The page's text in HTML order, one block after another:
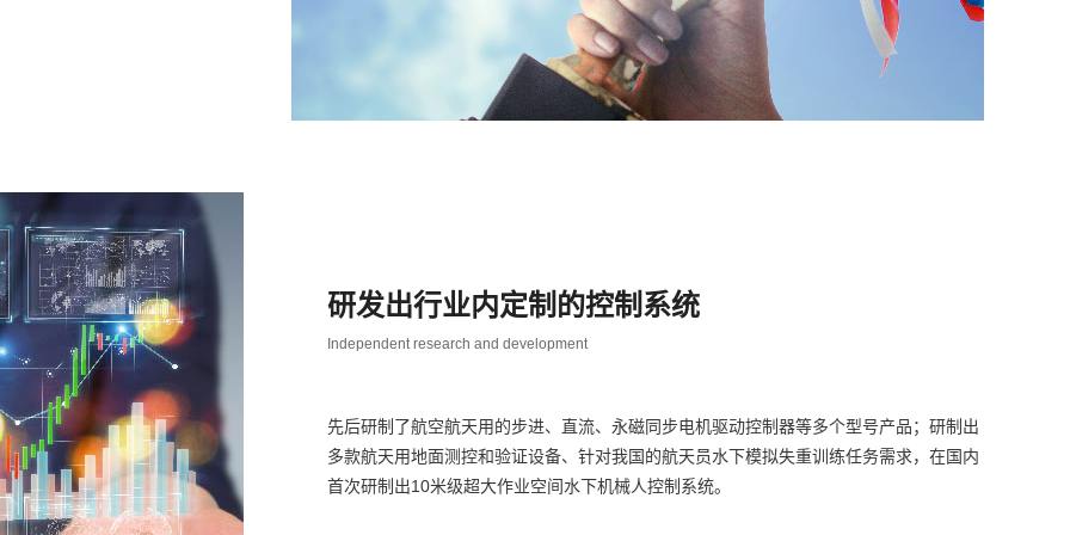
研发出行业内定制的控制系统
Independent research and development
先后研制了航空航天用的步进、直流、永磁同步电机驱动控制器等多个型号产品；研制出
多款航天用地面测控和验证设备、针对我国的航天员水下模拟失重训练任务需求，在国内
首次研制出10米级超大作业空间水下机械人控制系统。